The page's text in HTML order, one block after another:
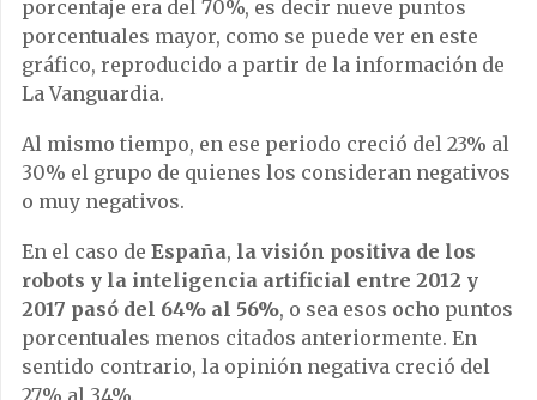
porcentaje era del 70%, es decir nueve puntos
porcentuales mayor, como se puede ver en este
gráfico, reproducido a partir de la información de
La Vanguardia.
Al mismo tiempo, en ese periodo creció del 23% al
30% el grupo de quienes los consideran negativos
o muy negativos.
En el caso de España, la visión positiva de los
robots y la inteligencia artificial entre 2012 y
2017 pasó del 64% al 56%, o sea esos ocho puntos
porcentuales menos citados anteriormente. En
sentido contrario, la opinión negativa creció del
27% al 34%.